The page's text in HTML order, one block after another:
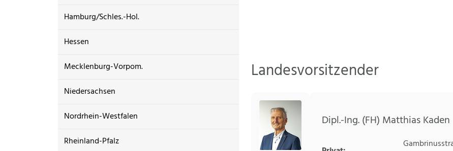
Hamburg/Schles.-Hol.
Hessen
Mecklenburg-Vorpom.
Niedersachsen
Nordrhein-Westfalen
Rheinland-Pfalz
Landesvorsitzender
Dipl.-Ing. (FH) Matthias Kaden